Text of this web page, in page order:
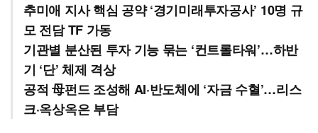
추미애 지사 핵심 공약 ‘경기미래투자공사’ 10명 규
모 전담 TF 가동
기관별 분산된 투자 기능 묶는 ‘컨트롤타워’…하반
기 ‘단’ 체제 격상
공적 母펀드 조성해 AI·반도체에 ‘자금 수혈’…리스
크·옥상옥은 부담